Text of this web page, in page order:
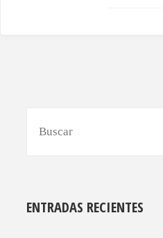
ENTRADAS RECIENTES